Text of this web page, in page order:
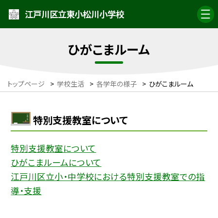
江戸川区立東小松川小学校
ひがこまルーム
トップページ > 学校生活 > 各学年の様子 > ひがこまルーム
特別支援教室について
特別支援教室について
ひがこまルームについて
江戸川区立小・中学校における特別支援教室での指
導・支援